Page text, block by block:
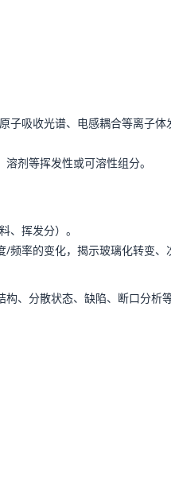
子吸收光谱、电感耦合等离子
剂等挥发性或可溶性组分。
、挥发分）。
频率的变化，揭示玻璃化转变、
、分散状态、缺陷、断口分析等